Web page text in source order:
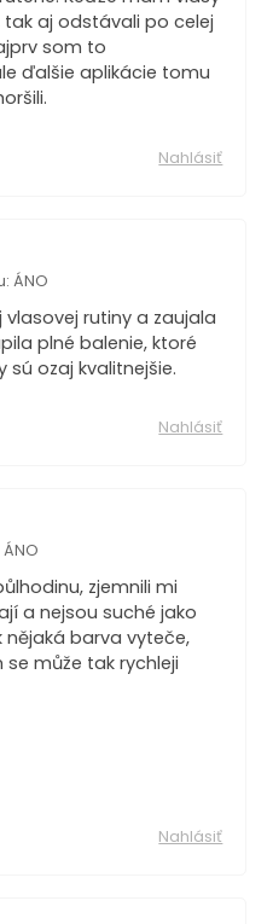
aj odstávali po celej
som to
ďalšie aplikácie tomu
Nahlásiť
ÁNO
rutiny a zaujala
plné balenie, ktoré
sú ozaj kvalitnejšie.
Nahlásiť
zjemnili mi
a nejsou suché jako
barva vyteče,
se může tak rychleji
Nahlásiť